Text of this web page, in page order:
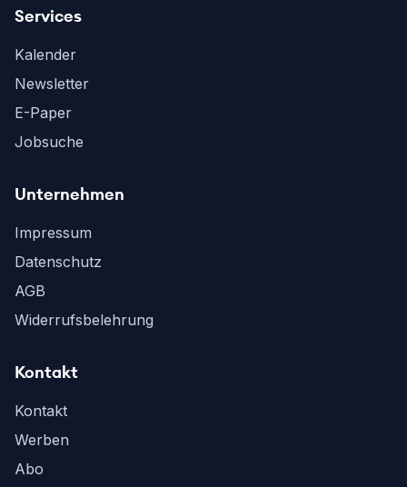
Services
Kalender
Newsletter
E-Paper
Jobsuche
Unternehmen
Impressum
Datenschutz
AGB
Widerrufsbelehrung
Kontakt
Kontakt
Werben
Abo